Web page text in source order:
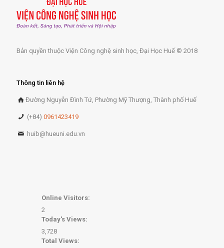
Bản quyền thuộc Viện Công nghệ sinh học, Đại Học Huế © 2018
Thông tin liên hệ
Đường Nguyễn Đình Tứ, Phường Mỹ Thượng, Thành phố Huế
(+84)0961423419
huib@hueuni.edu.vn
Online Visitors:
2
Today's Views:
3,728
Total Views: